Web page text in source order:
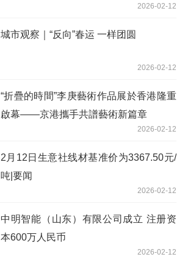
2026-02-12
城市观察｜“反向”春运 一样团圆
2026-02-12
“折疊的時間”李庚藝術作品展於香港隆重
啟幕——京港攜手共譜藝術新篇章
2026-02-12
2月12日生意社线材基准价为3367.50元/
吨|要闻
2026-02-12
中明智能（山东）有限公司成立 注册资
本600万人民币
2026-02-12